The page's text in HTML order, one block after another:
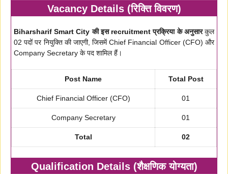
Vacancy Details (रिक्ति विवरण)
Biharsharif Smart City की इस recruitment प्रक्रिया के अनुसारकुल
02 पदों पर नियुक्ति की जाएगी, जिसमें Chief Financial Officer (CFO) और
Company Secretary के पद शामिल हैं।
Post Name Total Post
Chief Financial Officer (CFO) 01
Company Secretary 01
Total 02
Qualification Details (शैक्षणिक योग्यता)